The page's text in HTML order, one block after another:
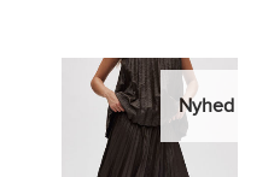
Nyhed